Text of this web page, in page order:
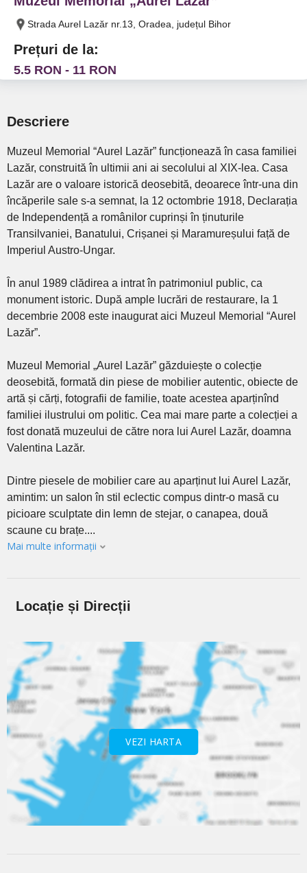
Strada Aurel Lazăr nr.13, Oradea, județul Bihor
Prețuri de la:
5.5 RON - 11 RON
Descriere
Muzeul Memorial “Aurel Lazăr” funcționează în casa familiei
Lazăr, construită în ultimii ani ai secolului al XIX-lea. Casa
Lazăr are o valoare istorică deosebită, deoarece într-una din
încăperile sale s-a semnat, la 12 octombrie 1918, Declarația
de Independență a românilor cuprinși în ținuturile
Transilvaniei, Banatului, Crișanei și Maramureșului față de
Imperiul Austro-Ungar.
În anul 1989 clădirea a intrat în patrimoniul public, ca
monument istoric. După ample lucrări de restaurare, la 1
decembrie 2008 este inaugurat aici Muzeul Memorial “Aurel
Lazăr”.
Muzeul Memorial „Aurel Lazăr” găzduiește o colecție
deosebită, formată din piese de mobilier autentic, obiecte de
artă și cărți, fotografii de familie, toate acestea aparținînd
familiei ilustrului om politic. Cea mai mare parte a colecției a
fost donată muzeului de către nora lui Aurel Lazăr, doamna
Valentina Lazăr.
Dintre piesele de mobilier care au aparținut lui Aurel Lazăr,
amintim: un salon în stil eclectic compus dintr-o masă cu
picioare sculptate din lemn de stejar, o canapea, două
scaune cu brațe....
Mai multe informații
Locație și Direcții
VEZI HARTA